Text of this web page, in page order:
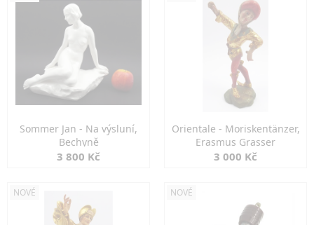
Sommer Jan - Na výsluní,
Bechyně
3 800 Kč
Orientale - Moriskentänzer,
Erasmus Grasser
3 000 Kč
NOVÉ NOVÉ